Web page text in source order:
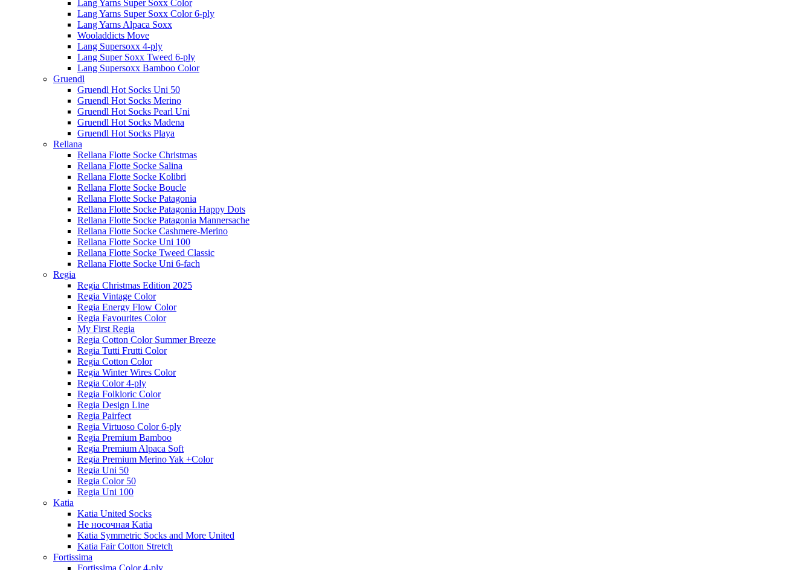
Lang Yarns Super Soxx Color
Lang Yarns Super Soxx Color 6-ply
Lang Yarns Alpaca Soxx
Wooladdicts Move
Lang Supersoxx 4-ply
Lang Super Soxx Tweed 6-ply
Lang Supersoxx Bamboo Color
Gruendl
Gruendl Hot Socks Uni 50
Gruendl Hot Socks Merino
Gruendl Hot Socks Pearl Uni
Gruendl Hot Socks Madena
Gruendl Hot Socks Playa
Rellana
Rellana Flotte Socke Christmas
Rellana Flotte Socke Salina
Rellana Flotte Socke Kolibri
Rellana Flotte Socke Boucle
Rellana Flotte Socke Patagonia
Rellana Flotte Socke Patagonia Happy Dots
Rellana Flotte Socke Patagonia Mannersache
Rellana Flotte Socke Cashmere-Merino
Rellana Flotte Socke Uni 100
Rellana Flotte Socke Tweed Classic
Rellana Flotte Socke Uni 6-fach
Regia
Regia Christmas Edition 2025
Regia Vintage Color
Regia Energy Flow Color
Regia Favourites Color
My First Regia
Regia Cotton Color Summer Breeze
Regia Tutti Frutti Color
Regia Cotton Color
Regia Winter Wires Color
Regia Color 4-ply
Regia Folkloric Color
Regia Design Line
Regia Pairfect
Regia Virtuoso Color 6-ply
Regia Premium Bamboo
Regia Premium Alpaca Soft
Regia Premium Merino Yak +Color
Regia Uni 50
Regia Color 50
Regia Uni 100
Katia
Katia United Socks
Не носочная Katia
Katia Symmetric Socks and More United
Katia Fair Cotton Stretch
Fortissima
Fortissima Color 4-ply